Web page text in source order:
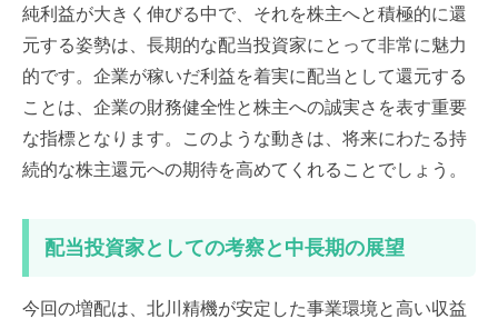
純利益が大きく伸びる中で、それを株主へと積極的に還
元する姿勢は、長期的な配当投資家にとって非常に魅力
的です。企業が稼いだ利益を着実に配当として還元する
ことは、企業の財務健全性と株主への誠実さを表す重要
な指標となります。このような動きは、将来にわたる持
続的な株主還元への期待を高めてくれることでしょう。
配当投資家としての考察と中長期の展望
今回の増配は、北川精機が安定した事業環境と高い収益